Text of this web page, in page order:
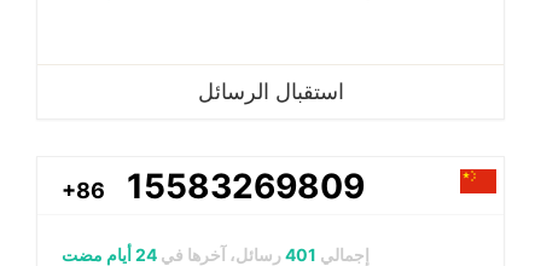
استقبال الرسائل
+86 15583269809
إجمالي 401 رسائل، آخرها في 24 أيام مضت